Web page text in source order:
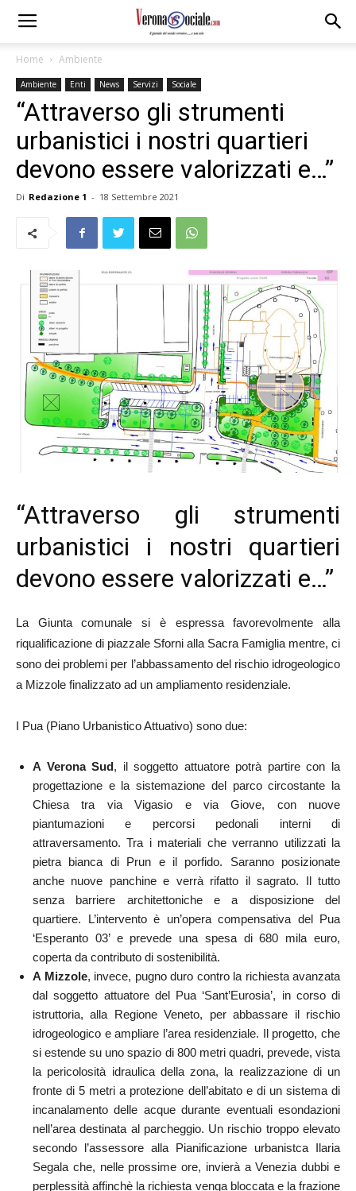
Home Ambiente
Ambiente Enti News Servizi Sociale
“Attraverso gli strumenti
urbanistici i nostri quartieri
devono essere valorizzati e…”
Di Redazione 1 - 18 Settembre 2021
“Attraverso gli strumenti
urbanistici i nostri quartieri
devono essere valorizzati e…”
La Giunta comunale si è espressa favorevolmente alla
riqualificazione di piazzale Sforni alla Sacra Famiglia mentre, ci
sono dei problemi per l’abbassamento del rischio idrogeologico
a Mizzole finalizzato ad un ampliamento residenziale.
I Pua (Piano Urbanistico Attuativo) sono due:
A Verona Sud, il soggetto attuatore potrà partire con la
progettazione e la sistemazione del parco circostante la
Chiesa tra via Vigasio e via Giove, con nuove
piantumazioni e percorsi pedonali interni di
attraversamento. Tra i materiali che verranno utilizzati la
pietra bianca di Prun e il porfido. Saranno posizionate
anche nuove panchine e verrà rifatto il sagrato. Il tutto
senza barriere architettoniche e a disposizione del
quartiere. L’intervento è un’opera compensativa del Pua
‘Esperanto 03’ e prevede una spesa di 680 mila euro,
coperta da contributo di sostenibilità.
A Mizzole, invece, pugno duro contro la richiesta avanzata
dal soggetto attuatore del Pua ‘Sant’Eurosia’, in corso di
istruttoria, alla Regione Veneto, per abbassare il rischio
idrogeologico e ampliare l’area residenziale. Il progetto, che
si estende su uno spazio di 800 metri quadri, prevede, vista
la pericolosità idraulica della zona, la realizzazione di un
fronte di 5 metri a protezione dell’abitato e di un sistema di
incanalamento delle acque durante eventuali esondazioni
nell’area destinata al parcheggio. Un rischio troppo elevato
secondo l’assessore alla Pianificazione urbanistca Ilaria
Segala che, nelle prossime ore, invierà a Venezia dubbi e
perplessità affinchè la richiesta venga bloccata e la frazione